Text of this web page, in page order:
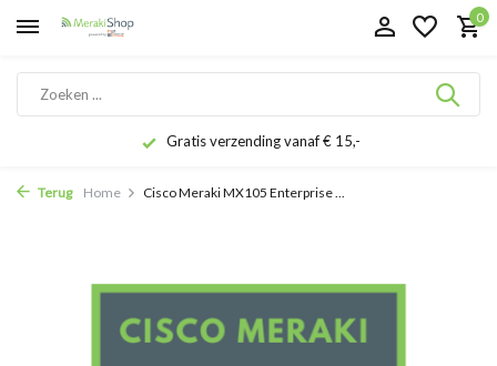
0
Gratis verzending vanaf € 15,-
Terug Home Cisco Meraki MX105 Enterprise ...